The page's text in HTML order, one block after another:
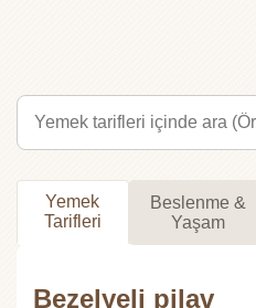
Yemek
Tarifleri
Beslenme &
Yaşam
Bezelyeli pilav